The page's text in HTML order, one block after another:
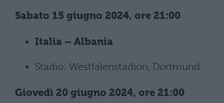
Sabato 15 giugno 2024, ore 21:00
Italia – Albania
Stadio: Westfalenstadion, Dortmund
Giovedì 20 giugno 2024, ore 21:00